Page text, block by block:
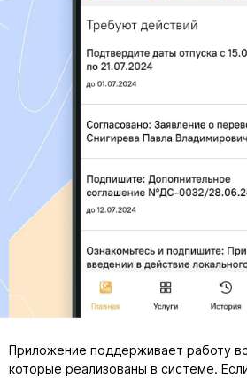
Приложение поддерживает работу
которые реализованы в системе.